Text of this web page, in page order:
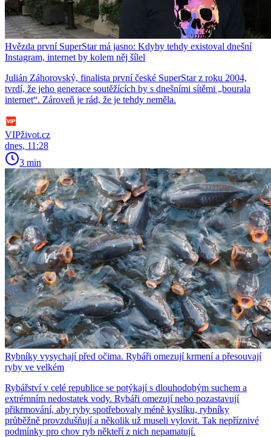
Hvězda první SuperStar má jasno: Kdyby tehdy existoval dnešní
Instagram, internet by kolem něj šílel
Julián Záhorovský, finalista první české SuperStar z roku 2004,
tvrdí, že jeho generace soutěžících by s dnešními sítěmi „bourala
internet“. Zároveň je rád, že je tehdy neměla.
VIPživot.cz
dnes, 11:28
3 min
Rybníky vysychají před očima. Rybáři omezují krmení a přesouvají
ryby ve velkém
Rybářství v celé republice se potýkají s dlouhodobým suchem a
extrémním nedostatek vody. Rybáři omezují nebo pozastavují
přikrmování, aby ryby spotřebovaly méně kyslíku, rybníky
průběžně provzdušňují a několik už museli vylovit. Tak nepříznivé
podmínky pro chov ryb někteří z nich nepamatují.